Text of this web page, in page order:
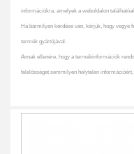
információkra, amelyek a weboldalon
Ha bármilyen kérdése van, kérjük, hogy vegye
termék gyártójával.
Annak ellenére, hogy a termékinformációk
felelősséget semmilyen helytelen